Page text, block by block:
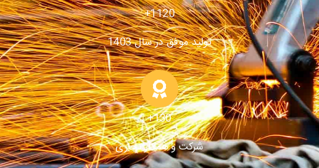
1120+
تولید موفق در سال 1403
130+
شرکت و همکار تجاری